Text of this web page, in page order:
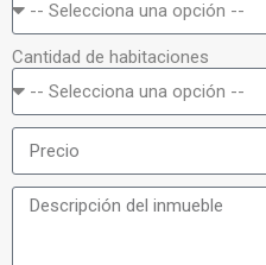
Cantidad de habitaciones